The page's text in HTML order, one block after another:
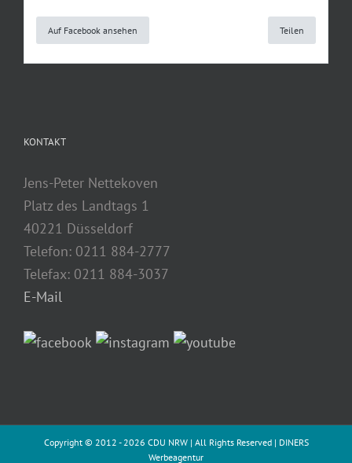
Auf Facebook ansehen Teilen
KONTAKT
Jens-Peter Nettekoven
Platz des Landtags 1
40221 Düsseldorf
Telefon: 0211 884-2777
Telefax: 0211 884-3037
E-Mail
Copyright © 2012 -2026 CDU NRW | All Rights Reserved | DINERS
Werbeagentur